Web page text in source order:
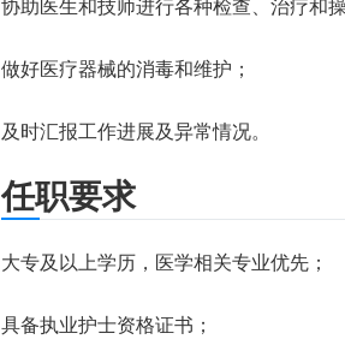
协助医生和技师进行各种检查、治疗和操
做好医疗器械的消毒和维护；
及时汇报工作进展及异常情况。
任职要求
大专及以上学历，医学相关专业优先；
具备执业护士资格证书；